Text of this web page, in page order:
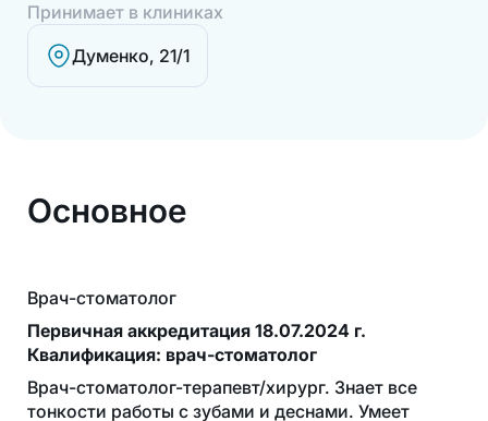
Принимает в клиниках
Думенко, 21/1
Основное
Врач-стоматолог
Первичная аккредитация 18.07.2024 г.
Квалификация: врач-стоматолог
Врач-стоматолог-терапевт/хирург. Знает все
тонкости работы с зубами и деснами. Умеет